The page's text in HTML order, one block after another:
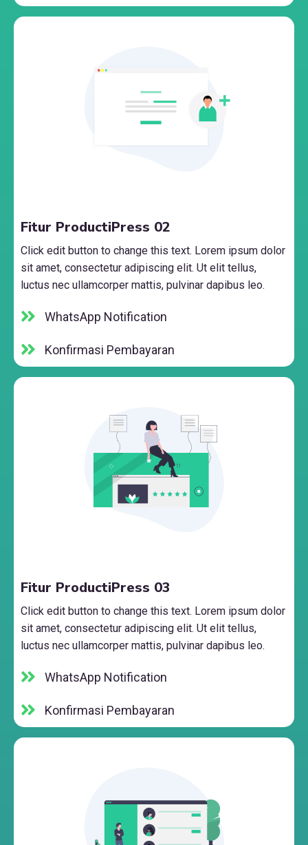
Fitur ProductiPress 02
Click edit button to change this text. Lorem ipsum dolor
sit amet, consectetur adipiscing elit. Ut elit tellus,
luctus nec ullamcorper mattis, pulvinar dapibus leo.
WhatsApp Notification
Konfirmasi Pembayaran
Fitur ProductiPress 03
Click edit button to change this text. Lorem ipsum dolor
sit amet, consectetur adipiscing elit. Ut elit tellus,
luctus nec ullamcorper mattis, pulvinar dapibus leo.
WhatsApp Notification
Konfirmasi Pembayaran